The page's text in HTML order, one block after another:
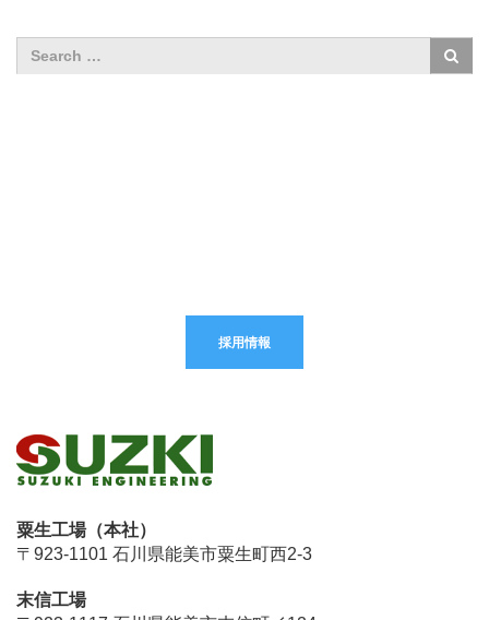
採用情報
粟生工場（本社）
〒923-1101 石川県能美市粟生町西2-3
末信工場